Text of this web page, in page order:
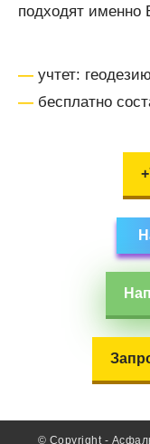
подходят именно
— учтет:
— бесплатно
© Copyright -